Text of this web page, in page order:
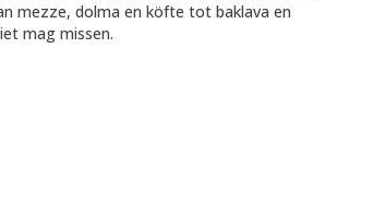
mezze, dolma en köfte tot baklava en
mag missen.